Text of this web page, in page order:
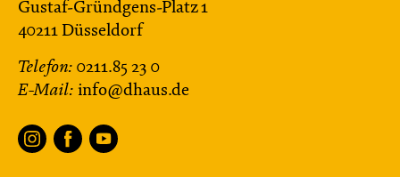
Gustaf-Gründgens-Platz 1
40211 Düsseldorf
Telefon: 0211.85 23 0
E-Mail: info@dhaus.de